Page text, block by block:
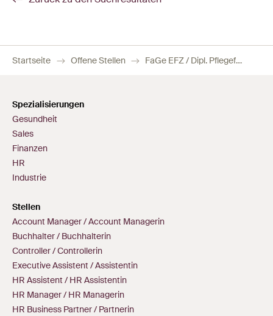
Startseite Offene Stellen FaGe EFZ / Dipl. Pflegefachperson | Temporäreinsatz in der Spitex
Spezialisierungen
Gesundheit
Sales
Finanzen
HR
Industrie
Stellen
Account Manager / Account Managerin
Buchhalter / Buchhalterin
Controller / Controllerin
Executive Assistent / Assistentin
HR Assistent / HR Assistentin
HR Manager / HR Managerin
HR Business Partner / Partnerin